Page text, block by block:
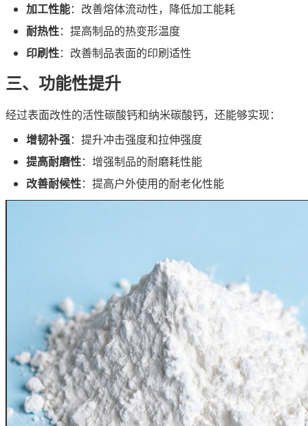
加工性能：改善熔体流动性，降低加工能耗
耐热性：提高制品的热变形温度
印刷性：改善制品表面的印刷适性
三、功能性提升
经过表面改性的活性碳酸钙和纳米碳酸钙，还能够实现：
增韧补强：提升冲击强度和拉伸强度
提高耐磨性：增强制品的耐磨耗性能
改善耐候性：提高户外使用的耐老化性能